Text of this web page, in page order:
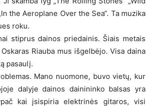
the Aeroplane Over the Sea“. Ta muzika
roku.
stiprus dainos priedainis. Šiais metais
Riauba mus išgelbėjo. Visa daina
pasaulį.
Mano nuomone, buvo vietų, kur
dalyje dainos dainininko balsas yra
kai įsispiria elektrinės gitaros, visi